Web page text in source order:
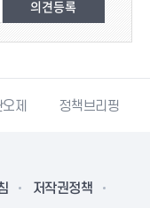
제 정책브리핑
저작권정책